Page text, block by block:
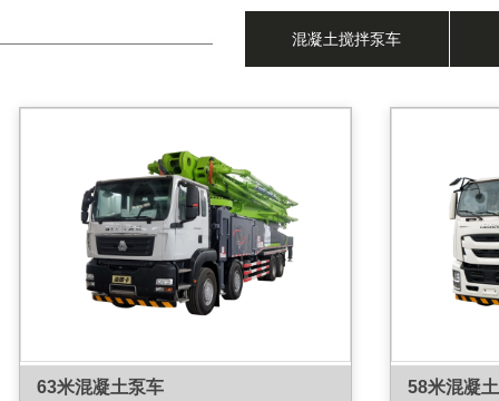
混凝土搅拌泵车
63米混凝土泵车 58米混凝